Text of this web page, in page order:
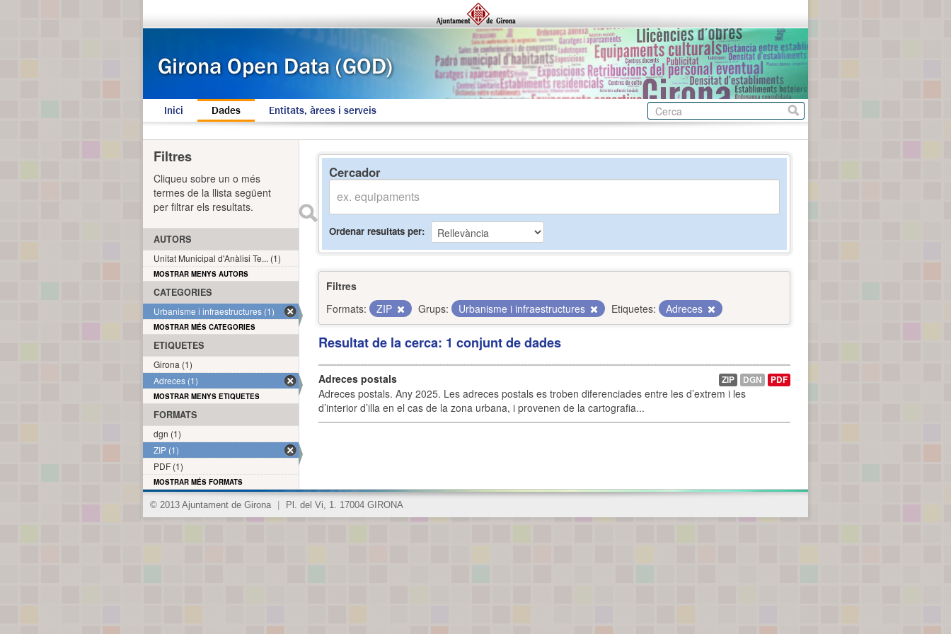
Inici Dades Entitats, àrees i serveis
Cercador
Ordenar resultats per
Filtres
Formats:
ZIP Grups: Urbanisme i infraestructures Etiquetes: Adreces
Resultat de la cerca: 1 conjunt de dades
Adreces postals
Adreces postals. Any 2025. Les adreces postals es troben diferenciades entre les d’extrem i les
d’interior d’illa en el cas de la zona urbana, i provenen de la cartografia...
ZIP DGN PDF
Filtres
Cliqueu sobre un o més
termes de la llista següent
per filtrar els resultats.
AUTORS
Unitat Municipal d'Anàlisi Te... (1)
MOSTRAR MENYS AUTORS
CATEGORIES
Urbanisme i infraestructures (1)
MOSTRAR MÉS CATEGORIES
ETIQUETES
Girona (1)
Adreces (1)
MOSTRAR MENYS ETIQUETES
FORMATS
dgn (1)
ZIP (1)
PDF (1)
MOSTRAR MÉS FORMATS
© 2013 Ajuntament de Girona Pl. del Vi, 1. 17004 GIRONA